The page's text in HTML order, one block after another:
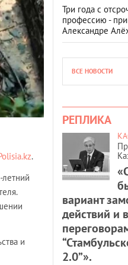
.
и
Три года с
профессию -
Александре
ВСЕ НОВОСТИ
РЕПЛИКА
вариант
действий и
2.0”».